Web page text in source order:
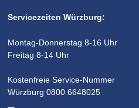
Servicezeiten Würzburg:
Montag-Donnerstag 8-16 Uhr
Freitag 8-14 Uhr
Kostenfreie Service-Nummer
Würzburg 0800 6648025